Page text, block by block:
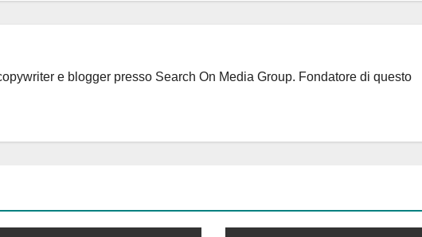
e blogger presso Search On Media Group. Fondatore di questo